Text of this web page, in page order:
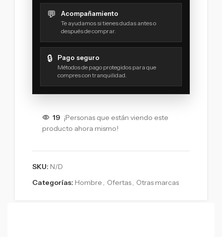
💬 Acompañamiento
Te ayudamos si tienes dudas antes o
después de comprar.
🔒 Pago seguro
Métodos de pago protegidos para que
compres con tranquilidad.
19 ¡Personas que están viendo este
producto ahora mismo!
SKU: N/D
Categorías: Hombre Ofertas Otras marcas